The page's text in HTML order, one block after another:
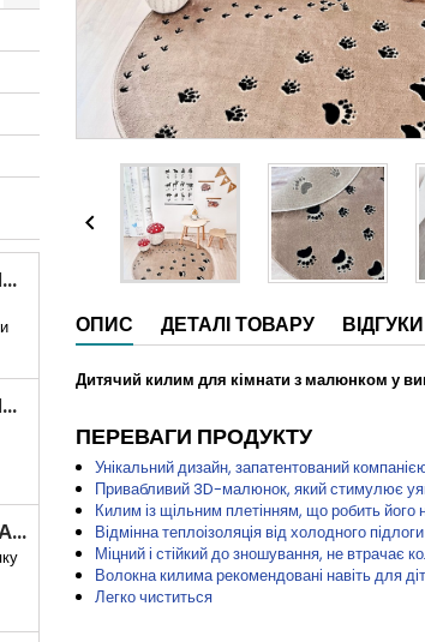
ДИТЯЧИЙ КИЛИМ ШЛЯХ ПО МІСТІ 3D
ДИТЯЧИЙ КИЛИМ ВУЛИЦІ ТА ЗАЛІЗНИЧНІ КОЛІЇ
РОЗМАЛЮЙ ПТАХУ

ОПИС ДЕТАЛІ ТОВАРУ ВІДГУКИ
Дитячий килим для кімнати з малюнком у
ПЕРЕВАГИ ПРОДУКТУ
Унікальний дизайн, запатентований
Привабливий 3D-малюнок, який стимулює
Килим із щільним плетінням, що робить
Відмінна теплоізоляція від холодного підлоги
Міцний і стійкий до зношування, не втрачає
Волокна килима рекомендовані навіть для
Легко чиститься